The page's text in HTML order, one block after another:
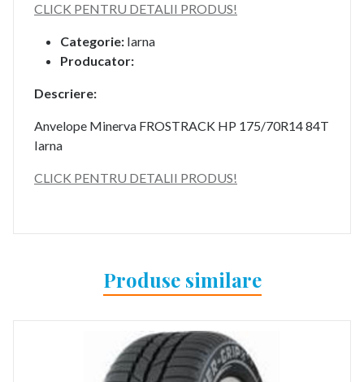
CLICK PENTRU DETALII PRODUS!
Categorie: Iarna
Producator:
Descriere:
Anvelope Minerva FROSTRACK HP 175/70R14 84T
Iarna
CLICK PENTRU DETALII PRODUS!
Produse similare